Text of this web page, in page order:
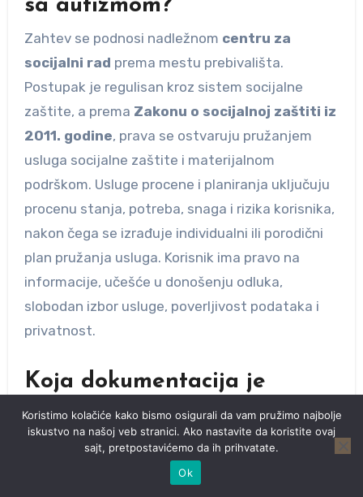
sa autizmom?
Zahtev se podnosi nadležnom centru za
socijalni rad prema mestu prebivališta.
Postupak je regulisan kroz sistem socijalne
zaštite, a prema Zakonu o socijalnoj zaštiti iz
2011. godine, prava se ostvaruju pružanjem
usluga socijalne zaštite i materijalnom
podrškom. Usluge procene i planiranja uključuju
procenu stanja, potreba, snaga i rizika korisnika,
nakon čega se izrađuje individualni ili porodični
plan pružanja usluga. Korisnik ima pravo na
informacije, učešće u donošenju odluka,
slobodan izbor usluge, poverljivost podataka i
privatnost.
Koja dokumentacija je
potrebna za ostvarivanje
prava na asistenta u
Koristimo kolačiće kako bismo osigurali da vam pružimo najbolje
iskustvo na našoj veb stranici. Ako nastavite da koristite ovaj
sajt, pretpostavićemo da ih prihvatate.
Ok